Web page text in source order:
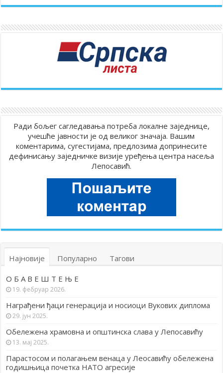
Ради бољег сагледавања потреба локалне заједнице,
учешће јавности је од великог значаја. Вашим
коментарима, сугестијама, предлозима допринесите
дефинисању заједничке визије уређења центра насеља
Лепосавић.
Најновије Популарно Тагови
О Б А В Е Ш Т Е Њ Е
19. фебруар 2026.
Награђени ђаци генерација и носиоци Вукових диплома
29. јун 2025.
Обележена храмовна и општинска слава у Лепосавићу
13. мај 2025.
Парастосом и полагањем венаца у Леосавићу обележена
годишњица почетка НАТО агресије